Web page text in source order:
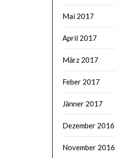
Mai 2017
April 2017
März 2017
Feber 2017
Jänner 2017
Dezember 2016
November 2016